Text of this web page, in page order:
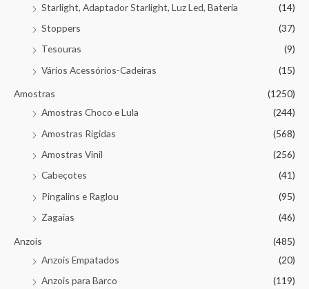
Starlight, Adaptador Starlight, Luz Led, Bateria
(14)
Stoppers
(37)
Tesouras
(9)
Vários Acessórios-Cadeiras
(15)
Amostras
(1250)
Amostras Choco e Lula
(244)
Amostras Rigidas
(568)
Amostras Vinil
(256)
Cabeçotes
(41)
Pingalins e Raglou
(95)
Zagaias
(46)
Anzois
(485)
Anzois Empatados
(20)
Anzois para Barco
(119)